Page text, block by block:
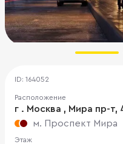
ID: 164052
Расположение
г . Москва , Мира пр-т,
м. Проспект Мира
Этаж